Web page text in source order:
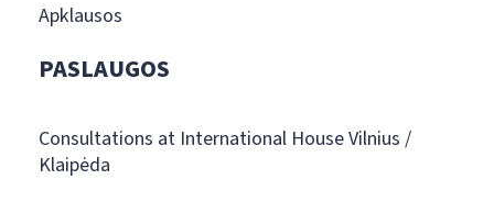
Apklausos
PASLAUGOS
Consultations at International House Vilnius /
Klaipėda